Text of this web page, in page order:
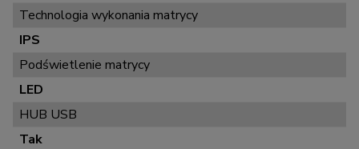
Technologia wykonania matrycy
IPS
Podświetlenie matrycy
LED
HUB USB
Tak